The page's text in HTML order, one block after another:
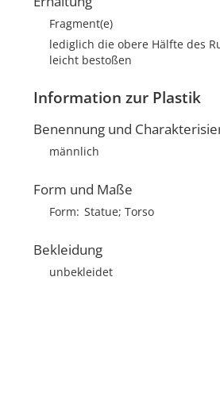
Fragment(e)
lediglich die obere Hälfte des
leicht bestoßen
Information zur Plastik
Benennung und
männlich
Form und Maße
Form Statue; Torso
Bekleidung
unbekleidet